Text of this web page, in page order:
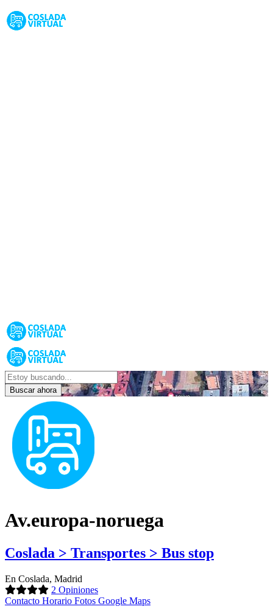
Buscar ahora
Av.europa-noruega
Coslada > Transportes > Bus stop
En Coslada, Madrid
2 Opiniones
Contacto Horario Fotos Google Maps